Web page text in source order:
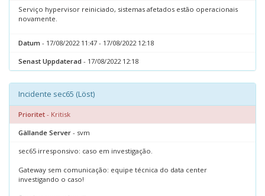
Serviço hypervisor reiniciado, sistemas afetados estão operacionais
novamente.
Datum - 17/08/2022 11:47 - 17/08/2022 12:18
Senast Uppdaterad - 17/08/2022 12:18
Incidente sec65 (Löst)
Prioritet - Kritisk
Gällande Server - svm
sec65 irresponsivo: caso em investigação.
Gateway sem comunicação: equipe técnica do data center
investigando o caso!